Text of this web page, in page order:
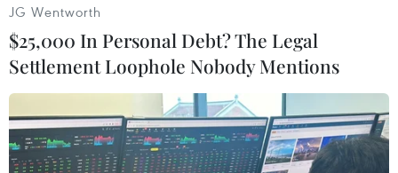
JG Wentworth
$25,000 In Personal Debt? The Legal
Settlement Loophole Nobody Mentions